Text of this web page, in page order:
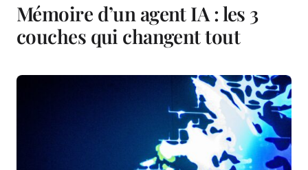
Mémoire d’un agent IA : les 3
couches qui changent tout